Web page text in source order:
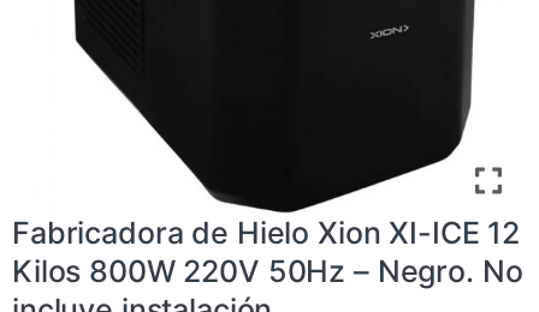
Fabricadora de Hielo Xion XI-ICE 12
Kilos 800W 220V 50Hz – Negro. No